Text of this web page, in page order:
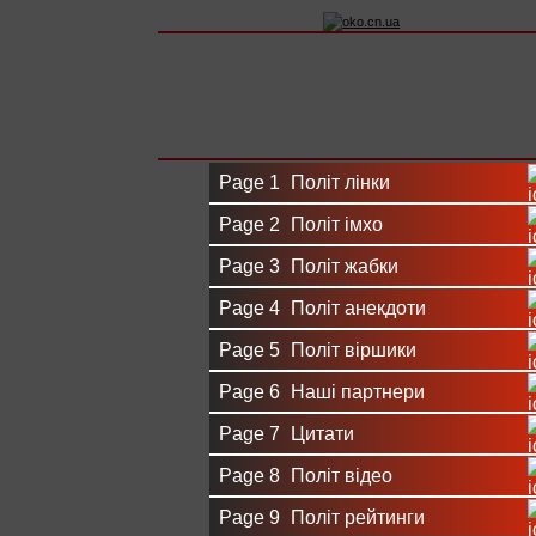
Page 1 Політ лінки
Page 2 Політ імхо
Page 3 Політ жабки
Page 4 Політ анекдоти
Page 5 Політ віршики
Page 6 Наші партнери
Page 7 Цитати
Page 8 Політ відео
Page 9 Політ рейтинги